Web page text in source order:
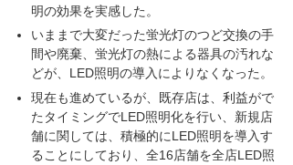
明の効果を実感した。
いままで大変だった蛍光灯のつど交換の手
間や廃棄、蛍光灯の熱による器具の汚れな
どが、LED照明の導入によりなくなった。
現在も進めているが、既存店は、利益がで
たタイミングでLED照明化を行い、新規店
舗に関しては、積極的にLED照明を導入す
ることにしており、全16店舗を全店LED照